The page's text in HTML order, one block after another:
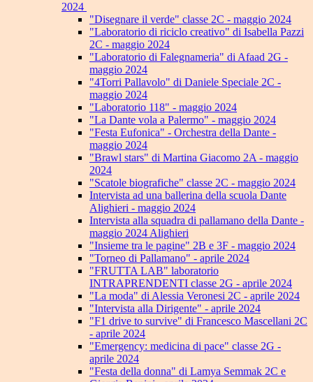
2024
"Disegnare il verde" classe 2C - maggio 2024
"Laboratorio di riciclo creativo" di Isabella Pazzi
2C - maggio 2024
"Laboratorio di Falegnameria" di Afaad 2G -
maggio 2024
"4Torri Pallavolo" di Daniele Speciale 2C -
maggio 2024
"Laboratorio 118" - maggio 2024
"La Dante vola a Palermo" - maggio 2024
"Festa Eufonica" - Orchestra della Dante -
maggio 2024
"Brawl stars" di Martina Giacomo 2A - maggio
2024
"Scatole biografiche" classe 2C - maggio 2024
Intervista ad una ballerina della scuola Dante
Alighieri - maggio 2024
Intervista alla squadra di pallamano della Dante -
maggio 2024 Alighieri
"Insieme tra le pagine" 2B e 3F - maggio 2024
"Torneo di Pallamano" - aprile 2024
"FRUTTA LAB" laboratorio
INTRAPRENDENTI classe 2G - aprile 2024
"La moda" di Alessia Veronesi 2C - aprile 2024
"Intervista alla Dirigente" - aprile 2024
"F1 drive to survive" di Francesco Mascellani 2C
- aprile 2024
"Emergency: medicina di pace" classe 2G -
aprile 2024
"Festa della donna" di Lamya Semmak 2C e